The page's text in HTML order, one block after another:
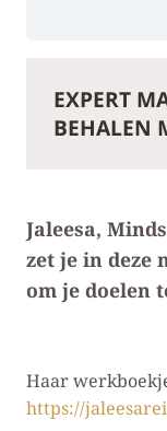
EXPERT
BEHALEN
Jaleesa,
zet je in deze
om je doelen
Haar
https://